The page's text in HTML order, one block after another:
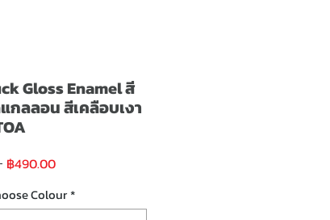
Gloss Enamel สี
กลลอน สีเคลือบเงา
ราคา
฿490.00ราคา
ลด
Colour *